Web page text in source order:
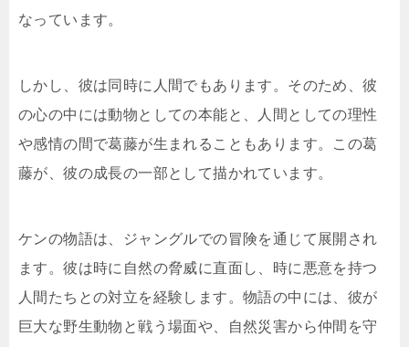
なっています。
しかし、彼は同時に人間でもあります。そのため、彼
の心の中には動物としての本能と、人間としての理性
や感情の間で葛藤が生まれることもあります。この葛
藤が、彼の成長の一部として描かれています。
ケンの物語は、ジャングルでの冒険を通じて展開され
ます。彼は時に自然の脅威に直面し、時に悪意を持つ
人間たちとの対立を経験します。物語の中には、彼が
巨大な野生動物と戦う場面や、自然災害から仲間を守